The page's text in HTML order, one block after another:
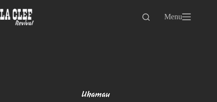
au
contenu
Menu
Ukamau